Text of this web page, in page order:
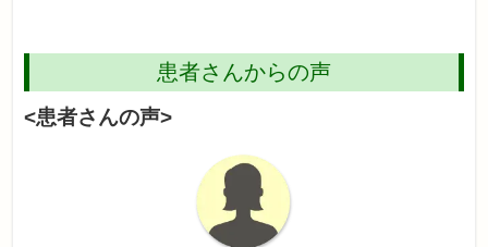
患者さんからの声
<患者さんの声>